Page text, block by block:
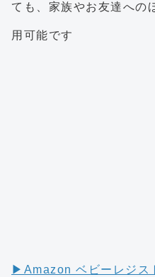
ても、家族やお友達への
用可能です
▶︎Amazon ベビーレジス